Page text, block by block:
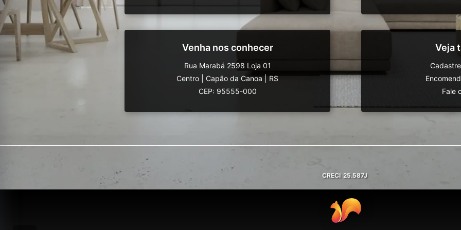
Venha nos conhecer
Rua Marabá 2598 Loja 01
Centro
Capão da Canoa
RS
CEP: 95555-000
Veja
Fale
CRECI 25.587J